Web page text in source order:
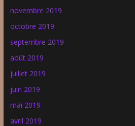
novembre 2019
octobre 2019
septembre 2019
août 2019
juillet 2019
juin 2019
mai 2019
avril 2019